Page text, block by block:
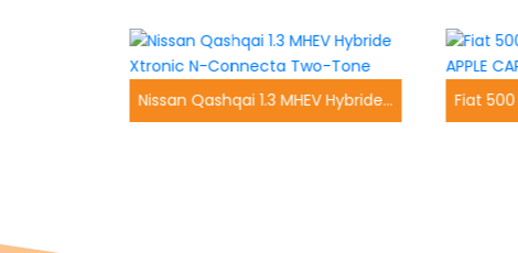
Nissan Qashqai 1.3 MHEV Hybride Xtronic N-Connecta Two-Tone